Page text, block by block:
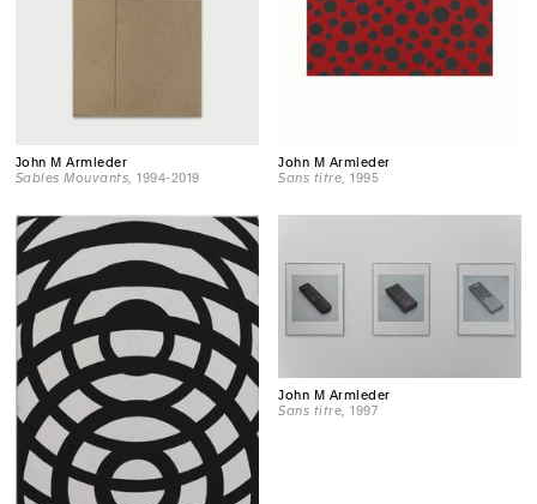
John M Armleder
Sables Mouvants , 1994-2019
John M Armleder
Sans titre , 1995
John M Armleder
Sans titre , 1997